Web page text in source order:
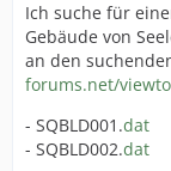
Ich suche für
Gebäude von
an den
forums.net/
- SQBLD001.dat
- SQBLD002.dat